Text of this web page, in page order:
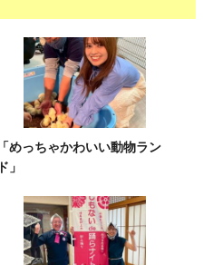
「めっちゃかわいい動物ラン
ド」